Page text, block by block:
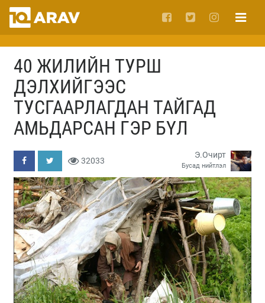
40 ЖИЛИЙН ТУРШ
ДЭЛХИЙГЭЭС
ТУСГААРЛАГДАН ТАЙГАД
АМЬДАРСАН ГЭР БҮЛ
32033
Э.Очирт
Бусад нийтлэл